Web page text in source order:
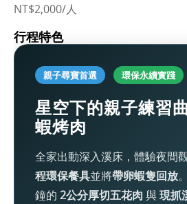
NT$2,000/人
行程特色
親子尋寶首選 環保永續實踐
星空下的親子練習
蝦烤肉
全家出動深入溪床，體驗夜間
程環保餐具並將帶卵蝦隻回放
鐘的 2公分厚切五花肉 與現抓